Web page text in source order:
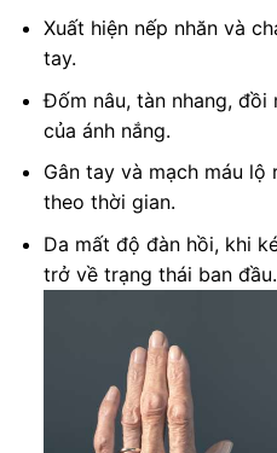
Xuất hiện nếp nhăn và
tay.
Đốm nâu, tàn nhang,
của ánh nắng.
Gân tay và mạch máu
theo thời gian.
Da mất độ đàn hồi, khi
trở về trạng thái ban đầu.